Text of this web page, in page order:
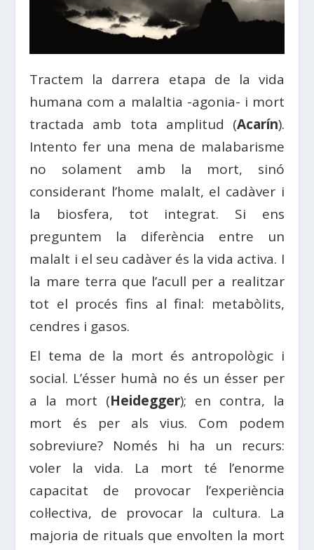
Tractem la darrera etapa de la vida
humana com a malaltia -agonia- i mort
tractada amb tota amplitud (Acarín).
Intento fer una mena de malabarisme
no solament amb la mort, sinó
considerant l’home malalt, el cadàver i
la biosfera, tot integrat. Si ens
preguntem la diferència entre un
malalt i el seu cadàver és la vida activa. I
la mare terra que l’acull per a realitzar
tot el procés fins al final: metabòlits,
cendres i gasos.
El tema de la mort és antropològic i
social. L’ésser humà no és un ésser per
a la mort (Heidegger); en contra, la
mort és per als vius. Com podem
sobreviure? Només hi ha un recurs:
voler la vida. La mort té l’enorme
capacitat de provocar l’experiència
col·lectiva, de provocar la cultura. La
majoria de rituals que envolten la mort